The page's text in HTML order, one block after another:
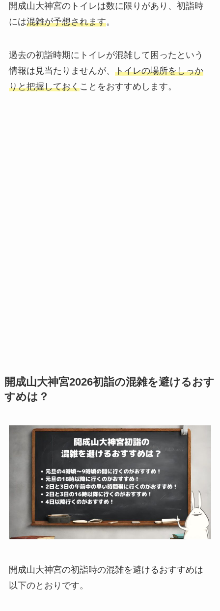
開成山大神宮のトイレは数に限りがあり、初詣時
には混雑が予想されます。
過去の初詣時期にトイレが混雑して困ったという
情報は見当たりませんが、 トイレの場所をしっか
りと把握しておくことをおすすめします。
開成山大神宮2026初詣の混雑を避けるおす
すめは？
開成山大神宮の初詣時の混雑を避けるおすすめは
以下のとおりです。